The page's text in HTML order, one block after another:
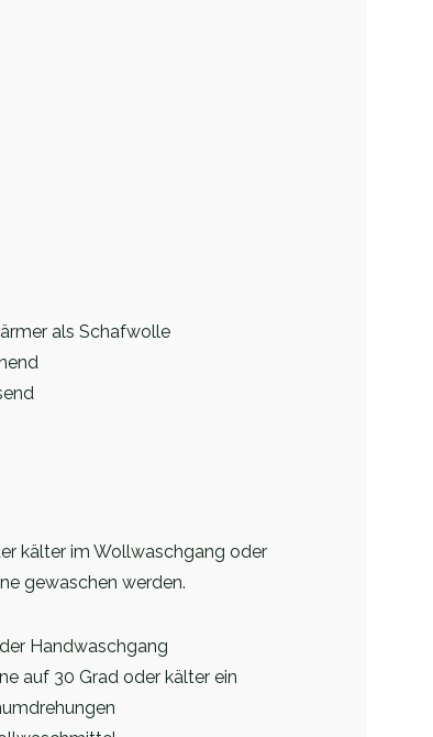
als Schafwolle
kälter im Wollwaschgang oder
gewaschen werden.
Handwaschgang
auf 30 Grad oder kälter ein